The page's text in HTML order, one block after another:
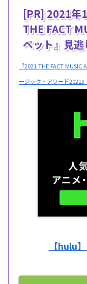
[PR] 2021年
THE FACT
ペット』見
『2021 THE FACT
ージック・アワード2021
【hulu